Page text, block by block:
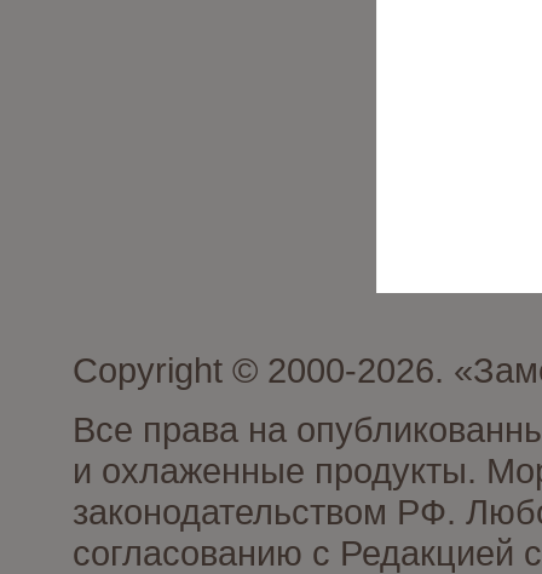
Copyright © 2000-2026.
Все права на
и охлаженные продукты.
законодательством РФ.
согласованию с Редакцией